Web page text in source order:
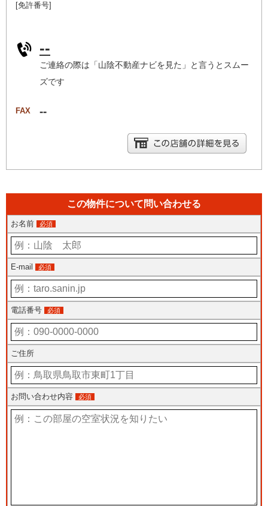
[免許番号]
--
ご連絡の際は「山陰不動産ナビを見た」と言うとスムー
ズです
FAX --